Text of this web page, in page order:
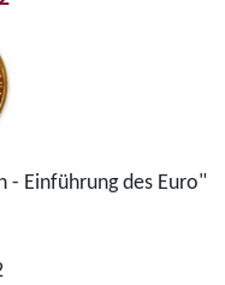
- Einführung des Euro"